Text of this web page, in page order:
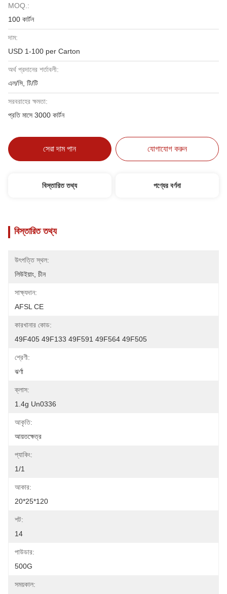
MOQ.:
100 কার্টন
দাম:
USD 1-100 per Carton
অর্থ প্রদানের শর্তাবলী:
এল/সি, টি/টি
সরবরাহের ক্ষমতা:
প্রতি মাসে 3000 কার্টন
সেরা দাম পান যোগাযোগ করুন
বিস্তারিত তথ্য পণ্যের বর্ণনা
বিস্তারিত তথ্য
উৎপত্তি স্থল:
লিউইয়াং, চীন
সাক্ষ্যদান:
AFSL CE
কারখানার কোড:
49F405 49F133 49F591 49F564 49F505
শ্রেণী:
ঝর্ণা
ক্লাস:
1.4g Un0336
আকৃতি:
আয়তক্ষেত্র
প্যাকিং:
1/1
আকার:
20*25*120
শট:
14
পাউডার:
500G
সময়কাল: